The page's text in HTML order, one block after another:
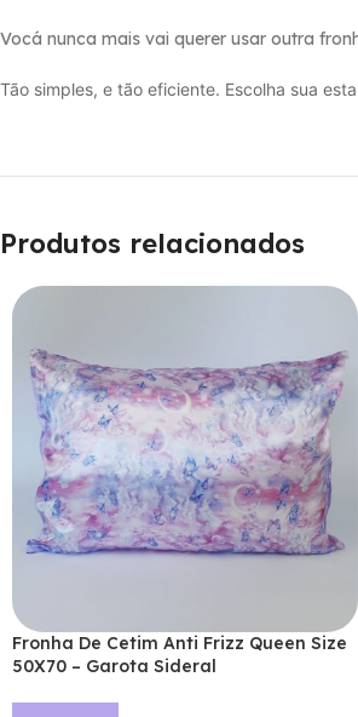
Vocá nunca mais vai querer usar outra
Tão simples, e tão eficiente. Escolha sua
Produtos relacionados
Fronha De Cetim Anti Frizz Queen Size
50X70 – Garota Sideral